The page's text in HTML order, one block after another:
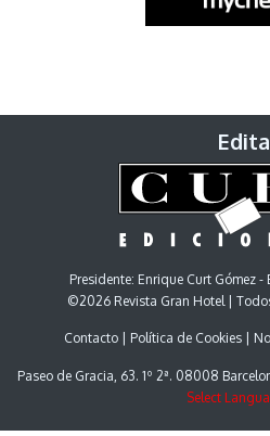
Edita
Presidente: Enrique Curt Gómez
©2026 Revista Gran Hotel |
Contacto Política de Cookies
Paseo de Gracia, 63. 1º 2ª. 08008
Select